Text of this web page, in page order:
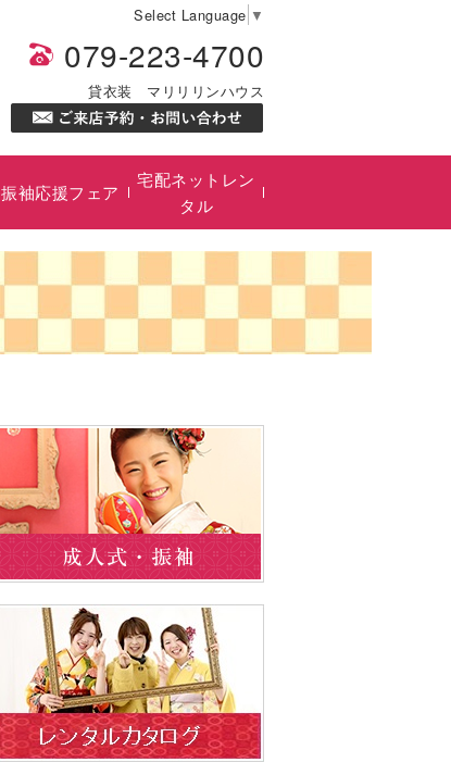
Select Language ▼
079-223-4700
貸衣装 マリリリンハウス
振袖応援フェア
宅配ネットレン
タル